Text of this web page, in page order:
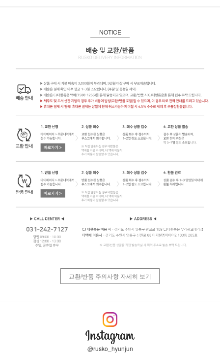
NOTICE
교환/반품 주의사항 자세히 보기
@rusko_hyunjun